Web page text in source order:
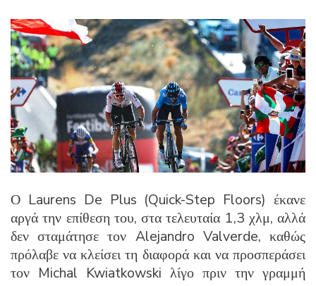
Ο Laurens De Plus (Quick-Step Floors) έκανε
αργά την επίθεση του, στα τελευταία 1,3 χλμ, αλλά
δεν σταμάτησε τον Alejandro Valverde, καθώς
πρόλαβε να κλείσει τη διαφορά και να προσπεράσει
τον Michal Kwiatkowski λίγο πριν την γραμμή